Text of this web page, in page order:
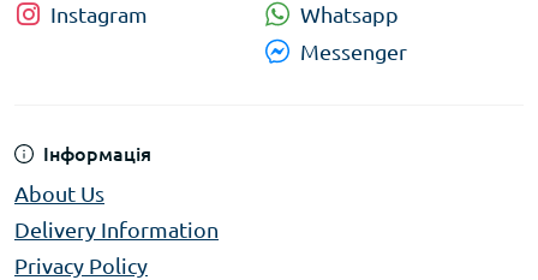
Інформація
About Us
Delivery Information
Privacy Policy
Instagram
Whatsapp
Messenger